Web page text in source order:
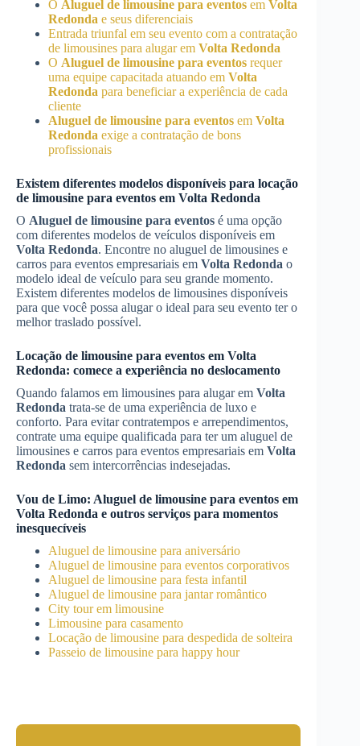
O Aluguel de limousine para eventos em Volta
Redonda e seus diferenciais
Entrada triunfal em seu evento com a contratação
de limousines para alugar em Volta Redonda
O Aluguel de limousine para eventos requer
uma equipe capacitada atuando em Volta
Redonda para beneficiar a experiência de cada
cliente
Aluguel de limousine para eventos em Volta
Redonda exige a contratação de bons
profissionais
Existem diferentes modelos disponíveis para locação
de limousine para eventos em Volta Redonda
O Aluguel de limousine para eventos é uma opção
com diferentes modelos de veículos disponíveis em
Volta Redonda. Encontre no aluguel de limousines e
carros para eventos empresariais em Volta Redonda o
modelo ideal de veículo para seu grande momento.
Existem diferentes modelos de limousines disponíveis
para que você possa alugar o ideal para seu evento ter o
melhor traslado possível.
Locação de limousine para eventos em Volta
Redonda: comece a experiência no deslocamento
Quando falamos em limousines para alugar em Volta
Redonda trata-se de uma experiência de luxo e
conforto. Para evitar contratempos e arrependimentos,
contrate uma equipe qualificada para ter um aluguel de
limousines e carros para eventos empresariais em Volta
Redonda sem intercorrências indesejadas.
Vou de Limo: Aluguel de limousine para eventos em
Volta Redonda e outros serviços para momentos
inesquecíveis
Aluguel de limousine para aniversário
Aluguel de limousine para eventos corporativos
Aluguel de limousine para festa infantil
Aluguel de limousine para jantar romântico
City tour em limousine
Limousine para casamento
Locação de limousine para despedida de solteira
Passeio de limousine para happy hour